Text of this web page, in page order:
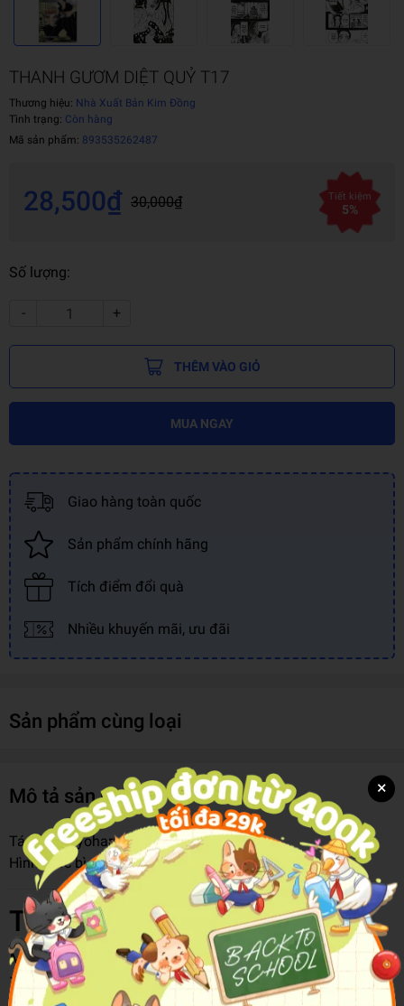
THANH GƯƠM DIỆT QUỶ T17
Thương hiệu: Nhà Xuất Bản Kim Đồng
Tình trạng: Còn hàng
Mã sản phẩm: 893535262487
28,500₫ 30,000₫ Tiết kiệm
5%
Số lượng:
- +
THÊM VÀO GIỎ
MUA NGAY
Giao hàng toàn quốc
Sản phẩm chính hãng
Tích điểm đổi quà
Nhiều khuyến mãi, ưu đãi
Sản phẩm cùng loại
Mô tả sản phẩm
Tác giả:Koyoharu Gotouge
Hình thức bìa:Bìa Mềm
Thông tin chi tiết
Mã hàng
8935352624876
Tên Nhà Cung Cấp
Nhà Xuất Bản Kim Đồng
×